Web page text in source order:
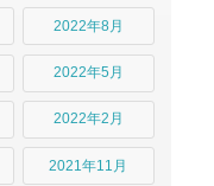
2022年8月
2022年5月
2022年2月
2021年11月